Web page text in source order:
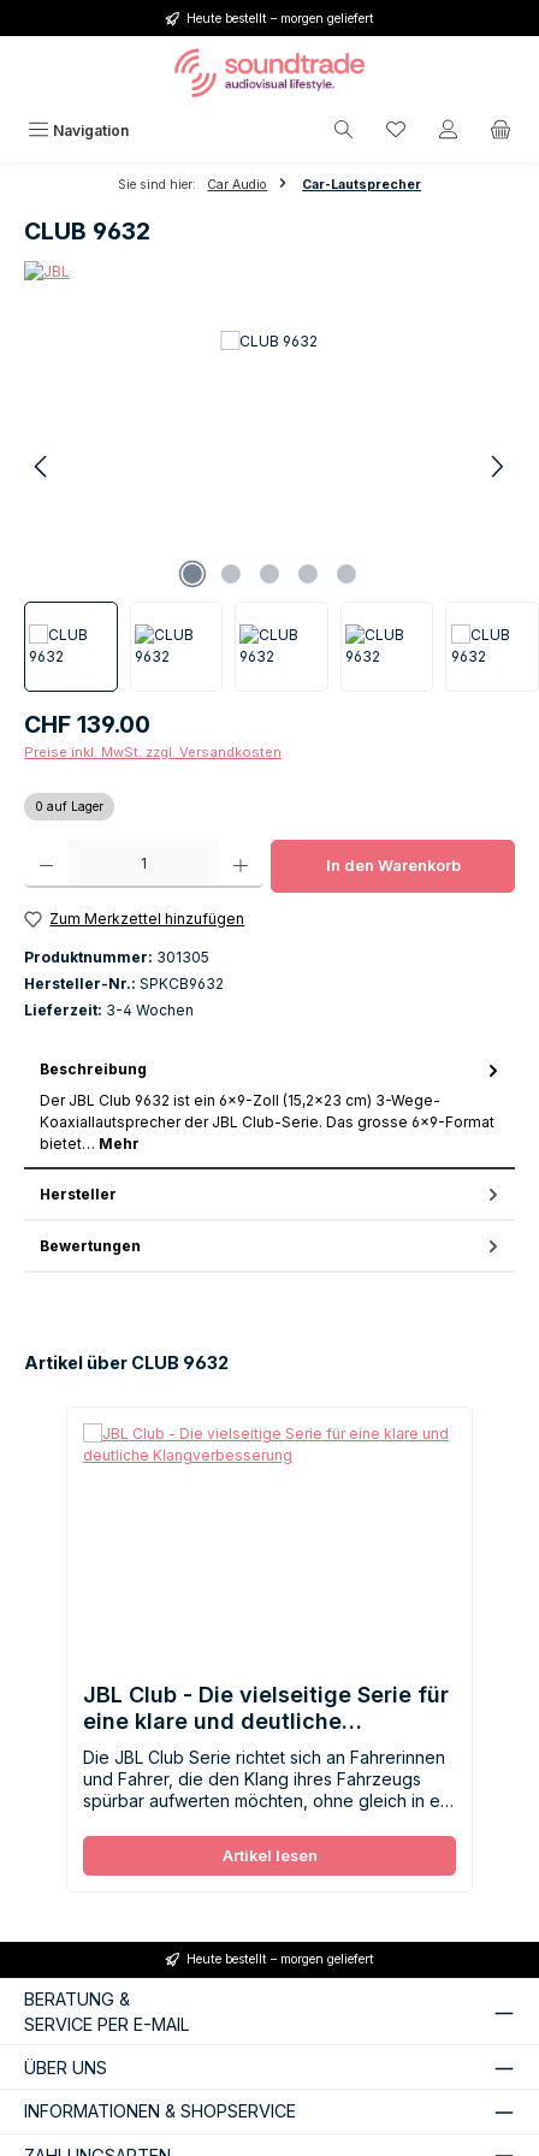
Zum Hauptinhalt springenHeute bestellt – morgen geliefert
Navigation Du hast 0
Sie sind hier: Car Audio Car-Lautsprecher
CLUB 9632
Regulärer Preis:
CHF 139.00
Preise inkl. MwSt. zzgl. Versandkosten
0 auf Lager
Produkt Anzahl: Gib den gewünschten Wert ein oder benutze die
In den Warenkorb
Zum Merkzettel hinzufügen
Produktnummer: 301305
Hersteller-Nr.: SPKCB9632
Lieferzeit: 3-4 Wochen
Beschreibung
Der JBL Club 9632 ist ein 6×9-Zoll (15,2×23 cm) 3-Wege-
Koaxiallautsprecher der JBL Club-Serie. Das grosse 6×9-Format
bietet… Mehr
Hersteller
Bewertungen
Artikel über CLUB 9632
JBL Club - Die vielseitige Serie für
eine klare und deutliche
Klangverbesserung
Die JBL Club Serie richtet sich an Fahrerinnen
und Fahrer, die den Klang ihres Fahrzeugs
spürbar aufwerten möchten, ohne gleich in ein
Artikel lesen
Heute bestellt – morgen geliefert
BERATUNG &
SERVICE PER E-MAIL
ÜBER UNS
INFORMATIONEN & SHOPSERVICE